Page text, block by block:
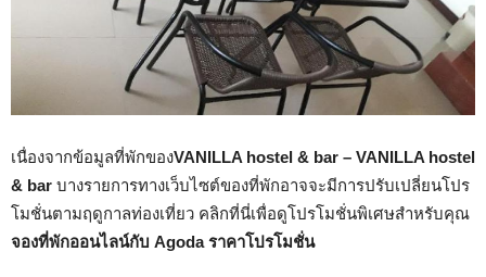
เนื่องจากข้อมูลที่พักของVANILLA hostel & bar – VANILLA hostel
& bar บางรายการทางเว็บไซต์ของที่พักอาจจะมีการปรับเปลี่ยนโปร
โมชั่นตามฤดูกาลท่องเที่ยว คลิกที่นี่เพื่อดูโปรโมชั่นพิเศษสำหรับคุณ
จองที่พักออนไลน์กับ Agoda ราคาโปรโมชั่น